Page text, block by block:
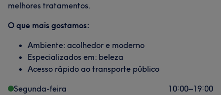
melhores tratamentos.
O que mais gostamos:
Ambiente: acolhedor e moderno
Especializados em: beleza
Acesso rápido ao transporte público
Segunda-feira
10:00–19:00